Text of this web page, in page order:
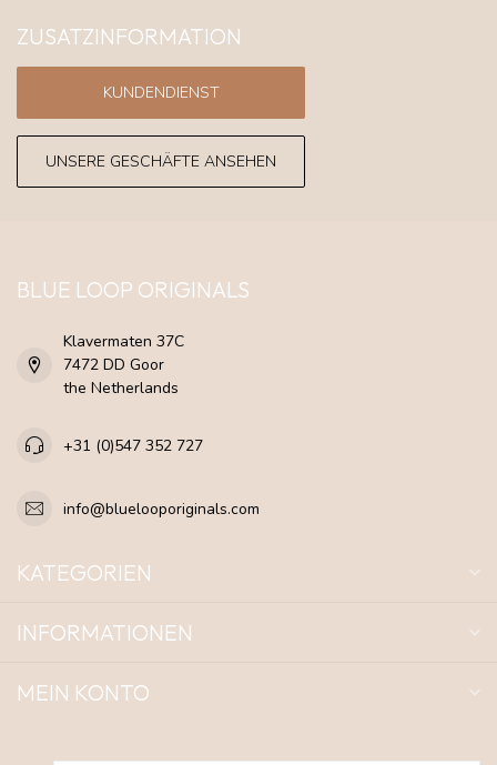
ZUSATZINFORMATION
KUNDENDIENST
UNSERE GESCHÄFTE ANSEHEN
BLUE LOOP ORIGINALS
Klavermaten 37C
7472 DD Goor
the Netherlands
+31 (0)547 352 727
info@bluelooporiginals.com
KATEGORIEN
INFORMATIONEN
MEIN KONTO